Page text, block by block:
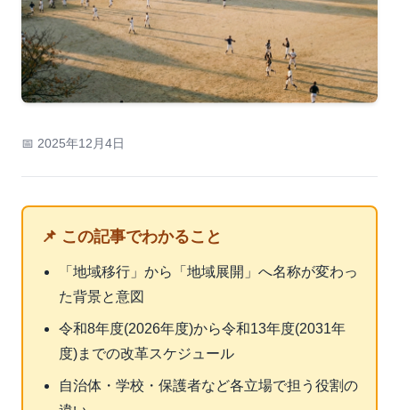
📅 2025年12月4日
📌 この記事でわかること
「地域移行」から「地域展開」へ名称が変わっ
た背景と意図
令和8年度(2026年度)から令和13年度(2031年
度)までの改革スケジュール
自治体・学校・保護者など各立場で担う役割の